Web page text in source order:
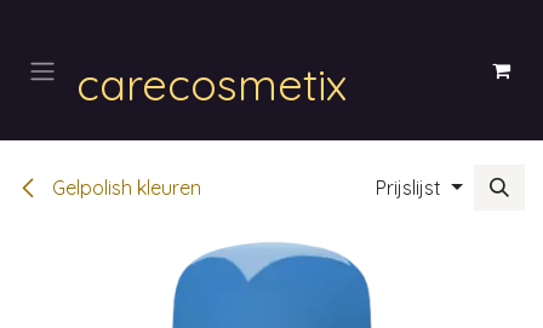
carecosmetix
Gelpolish kleuren Prijslijst